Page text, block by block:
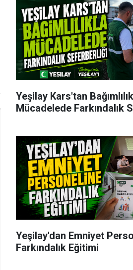
Yeşilay Kars'tan
Mücadelede Farkındalık
Yeşilay'dan Emniyet
Farkındalık Eğitimi